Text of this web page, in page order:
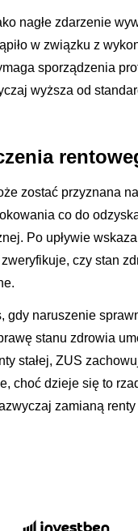
nagłe zdarzenie
w związku z
sporządzenia
wyższa od
zostać przyznana
co do
Po upływie
czy stan
gdy naruszenie
stanu zdrowia
stałej, ZUS
choć dzieje się to
zamianą